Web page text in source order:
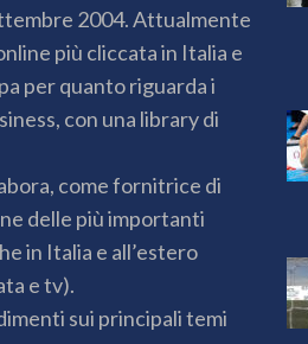
2004. Attualmente
più cliccata in Italia e
per quanto riguarda i
con una library di
come fornitrice di
delle più importanti
in Italia e all’estero
e tv).
sui principali temi